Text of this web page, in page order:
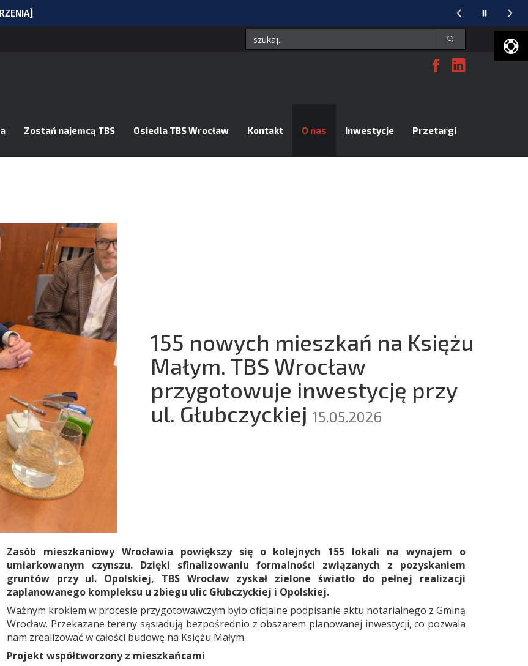
Facebook
Zostań najemcą TBS Osiedla TBS Wrocław Kontakt O nas Inwestycje Przetargi
155 nowych mieszkań na Księżu
Małym. TBS Wrocław
przygotowuje inwestycję przy
ul. Głubczyckiej 15.05.2026
Zasób mieszkaniowy Wrocławia powiększy się o kolejnych 155 lokali na wynajem o
umiarkowanym czynszu. Dzięki sfinalizowaniu formalności związanych z pozyskaniem
gruntów przy ul. Opolskiej, TBS Wrocław zyskał zielone światło do pełnej realizacji
zaplanowanego kompleksu u zbiegu ulic Głubczyckiej i Opolskiej.
Ważnym krokiem w procesie przygotowawczym było oficjalne podpisanie aktu notarialnego z Gminą
Wrocław. Przekazane tereny sąsiadują bezpośrednio z obszarem planowanej inwestycji, co pozwala
nam zrealizować w całości budowę na Księżu Małym.
Projekt współtworzony z mieszkańcami